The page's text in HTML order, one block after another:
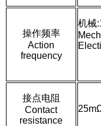
操作频率
Action
frequency
机械
接点电阻
Contact
resistance